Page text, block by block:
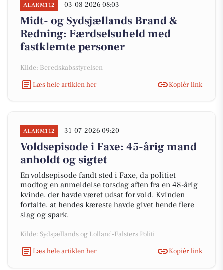
ALARM112 03-08-2026 08:03
Midt- og Sydsjællands Brand &
Redning: Færdselsuheld med
fastklemte personer
Kilde: Beredskabsstyrelsen
Læs hele artiklen her
Kopiér link
ALARM112 31-07-2026 09:20
Voldsepisode i Faxe: 45-årig mand
anholdt og sigtet
En voldsepisode fandt sted i Faxe, da politiet
modtog en anmeldelse torsdag aften fra en 48-årig
kvinde, der havde været udsat for vold. Kvinden
fortalte, at hendes kæreste havde givet hende flere
slag og spark.
Kilde: Sydsjællands og Lolland-Falsters Politi
Læs hele artiklen her
Kopiér link